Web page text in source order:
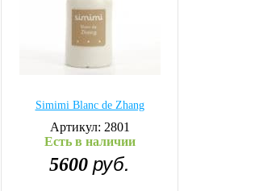
Simimi Blanc de Zhang
Артикул: 2801
Есть в наличии
5600 руб.